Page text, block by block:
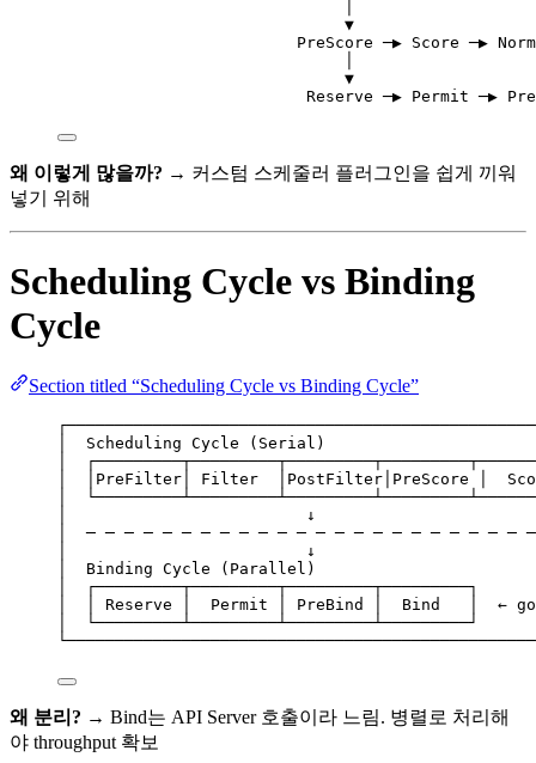
▼
PreScore ─▶ Score ─▶
▼
Reserve ─▶ Permit ─▶
왜 이렇게 많을까? → 커스텀 스케줄러 플러그인을 쉽게 끼워
넣기 위해
Scheduling Cycle vs Binding
Cycle
Section titled “Scheduling Cycle vs Binding Cycle”
│  Scheduling Cycle (Serial)
│
│  │PreFilter│ Filter  │PostFilter│PreScore │
│
│                         ↓
│  ─ ─ ─ ─ ─ ─ ─ ─ ─ ─ ─ ─ ─ ─ ─ ─ ─ ─ ─ ─ ─ ─ ─
│                         ↓
│  Binding Cycle (Parallel)
│
│  │ Reserve │  Permit │ PreBind │  Bind   │  ←
│
왜 분리? → Bind는 API Server 호출이라 느림. 병렬로 처리해
야 throughput 확보